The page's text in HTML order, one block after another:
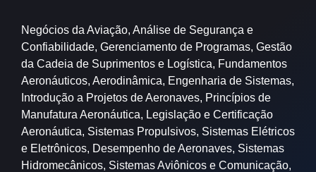
Negócios da Aviação, Análise de Segurança e
Confiabilidade, Gerenciamento de Programas, Gestão
da Cadeia de Suprimentos e Logística, Fundamentos
Aeronáuticos, Aerodinâmica, Engenharia de Sistemas,
Introdução a Projetos de Aeronaves, Princípios de
Manufatura Aeronáutica, Legislação e Certificação
Aeronáutica, Sistemas Propulsivos, Sistemas Elétricos
e Eletrônicos, Desempenho de Aeronaves, Sistemas
Hidromecânicos, Sistemas Aviônicos e Comunicação,